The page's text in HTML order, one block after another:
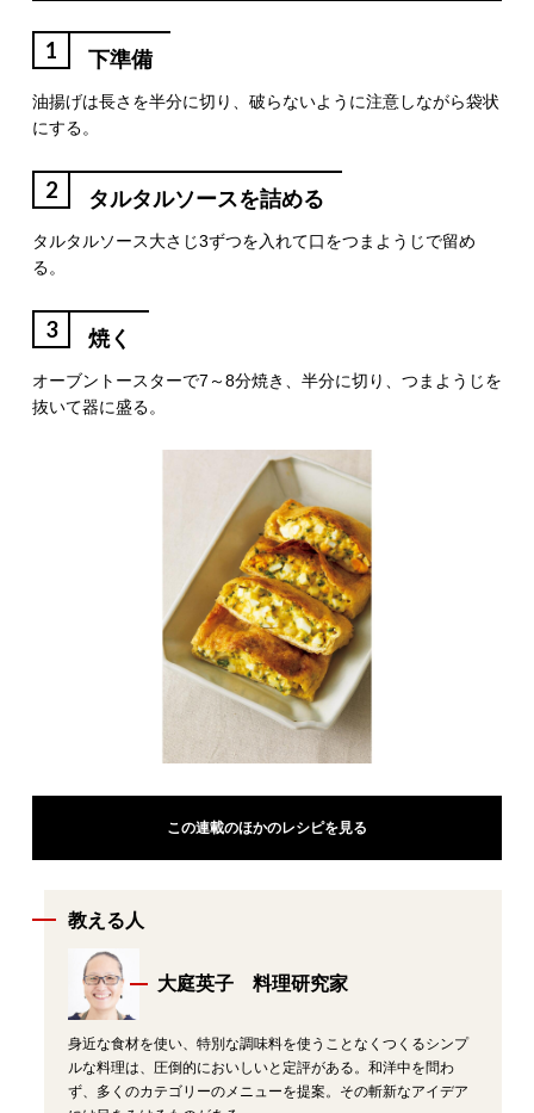
1 下準備
油揚げは長さを半分に切り、破らないように注意しながら袋状
にする。
2 タルタルソースを詰める
タルタルソース大さじ3ずつを入れて口をつまようじで留め
る。
3 焼く
オーブントースターで7～8分焼き、半分に切り、つまようじを
抜いて器に盛る。
この連載のほかのレシピを見る
教える人
大庭英子 料理研究家
身近な食材を使い、特別な調味料を使うことなくつくるシンプ
ルな料理は、圧倒的においしいと定評がある。和洋中を問わ
ず、多くのカテゴリーのメニューを提案。その斬新なアイデア